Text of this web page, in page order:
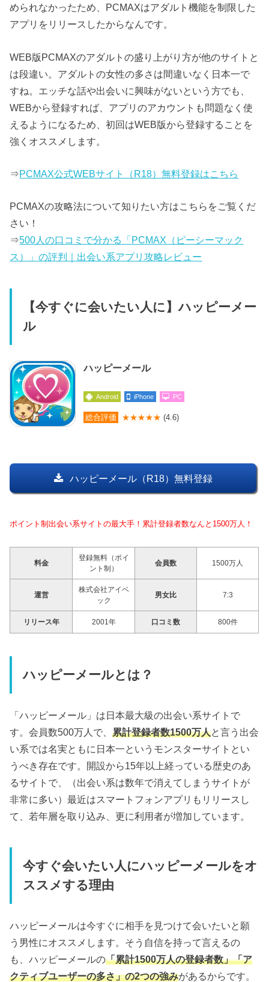
められなかったため、PCMAXはアダルト機能を制限した
アプリをリリースしたからなんです。
WEB版PCMAXのアダルトの盛り上がり方が他のサイトと
は段違い。アダルトの女性の多さは間違いなく日本一で
すね。エッチな話や出会いに興味がないという方でも、
WEBから登録すれば、アプリのアカウントも問題なく使
えるようになるため、初回はWEB版から登録することを
強くオススメします。
⇒PCMAX公式WEBサイト（R18）無料登録はこちら
PCMAXの攻略法について知りたい方はこちらをご覧くだ
さい！
⇒500人の口コミで分かる「PCMAX（ピーシーマック
ス）」の評判｜出会い系アプリ攻略レビュー
【今すぐに会いたい人に】ハッピーメー
ル
ハッピーメール
Android iPhone PC
総合評価 ★★★★★ (4.6)
ハッピーメール（R18）無料登録
ポイント制出会い系サイトの最大手！累計登録者数なんと1500万人！
料金
登録無料（ポイ
ント制）
会員数 1500万人
運営
株式会社アイベ
ック
男女比 7:3
リリース年 2001年 口コミ数 800件
ハッピーメールとは？
「ハッピーメール」は日本最大級の出会い系サイトで
す。会員数500万人で、累計登録者数1500万人と言う出会
い系では名実ともに日本一というモンスターサイトとい
うべき存在です。開設から15年以上経っている歴史のあ
るサイトで、（出会い系は数年で消えてしまうサイトが
非常に多い）最近はスマートフォンアプリもリリースし
て、若年層を取り込み、更に利用者が増加しています。
今すぐ会いたい人にハッピーメールをオ
ススメする理由
ハッピーメールは今すぐに相手を見つけて会いたいと願
う男性にオススメします。そう自信を持って言えるの
も、ハッピーメールの「累計1500万人の登録者数」「ア
クティブユーザーの多さ」の2つの強みがあるからです。